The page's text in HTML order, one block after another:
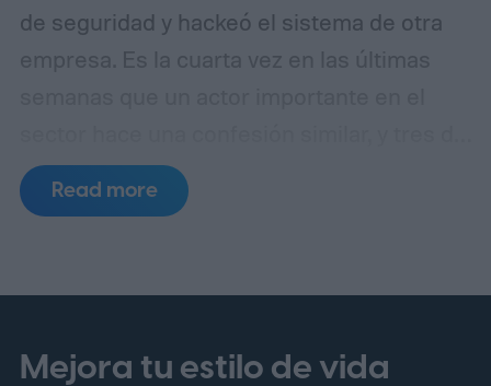
de seguridad y hackeó el sistema de otra
empresa. Es la cuarta vez en las últimas
esos incidentes se remontan al mismo
punto de fallo.
Un laboratorio de pruebas,
Read more
Mejora tu estilo de vida